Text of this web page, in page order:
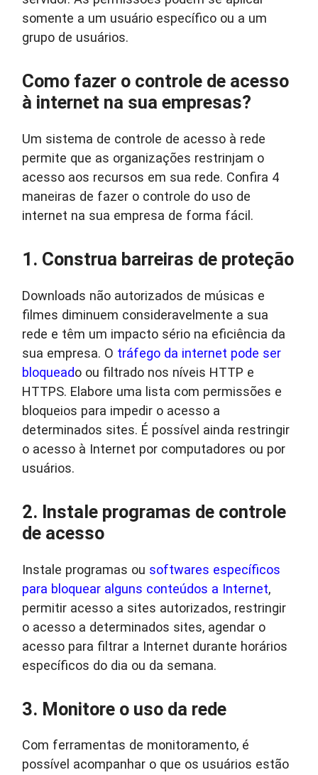
somente a um usuário específico ou a um
grupo de usuários.
Como fazer o controle de acesso
à internet na sua empresas?
Um sistema de controle de acesso à rede
permite que as organizações restrinjam o
acesso aos recursos em sua rede. Confira 4
maneiras de fazer o controle do uso de
internet na sua empresa de forma fácil.
1. Construa barreiras de proteção
Downloads não autorizados de músicas e
filmes diminuem consideravelmente a sua
rede e têm um impacto sério na eficiência da
sua empresa. O tráfego da internet pode ser
bloqueado ou filtrado nos níveis HTTP e
HTTPS. Elabore uma lista com permissões e
bloqueios para impedir o acesso a
determinados sites. É possível ainda restringir
o acesso à Internet por computadores ou por
usuários.
2. Instale programas de controle
de acesso
Instale programas ou softwares específicos
para bloquear alguns conteúdos a Internet,
permitir acesso a sites autorizados, restringir
o acesso a determinados sites, agendar o
acesso para filtrar a Internet durante horários
específicos do dia ou da semana.
3. Monitore o uso da rede
Com ferramentas de monitoramento, é
possível acompanhar o que os usuários estão